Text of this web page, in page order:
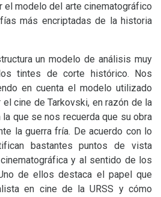
el modelo del arte cinematográfico
más encriptadas de la historia
un modelo de análisis muy
tintes de corte histórico. Nos
en cuenta el modelo utilizado
cine de Tarkovski, en razón de la
que se nos recuerda que su obra
la guerra fría. De acuerdo con lo
bastantes puntos de vista
y al sentido de los
de ellos destaca el papel que
en cine de laURSS y cómo